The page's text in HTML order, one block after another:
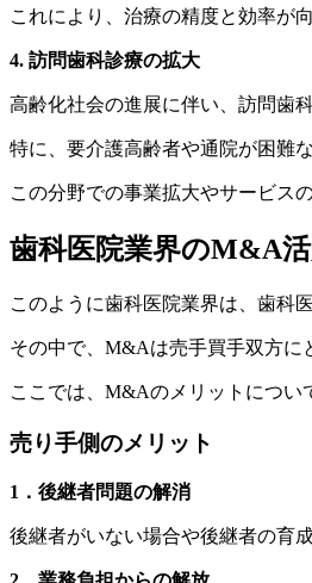
これにより、治療の精度と効率が
4. 訪問歯科診療の拡大
高齢化社会の進展に伴い、訪問歯
特に、要介護高齢者や通院が困難
この分野での事業拡大やサービス
歯科医院業界のM&A
このように歯科医院業界は、歯科
その中で、M&Aは売手買手双方に
ここでは、M&Aのメリットについ
売り手側のメリット
1．後継者問題の解消
後継者がいない場合や後継者の育